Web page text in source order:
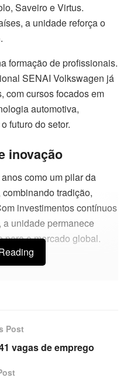
Saveiro e Virtus.
a unidade reforça o
formação de profissionais.
SENAI Volkswagen já
com cursos focados em
automotiva,
futuro do setor.
inovação
como um pilar da
tradição,
investimentos contínuos
unidade permanece
para o mercado global.
Post
vagas de emprego